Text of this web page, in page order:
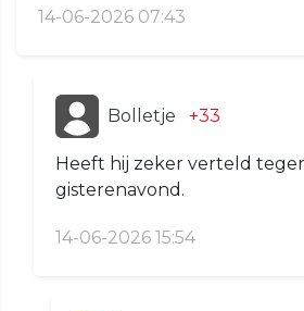
14-06-2026 07:43
Bolletje +33
Heeft hij zeker verteld
gisterenavond.
14-06-2026 15:54